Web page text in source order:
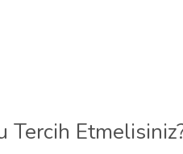
Tercih